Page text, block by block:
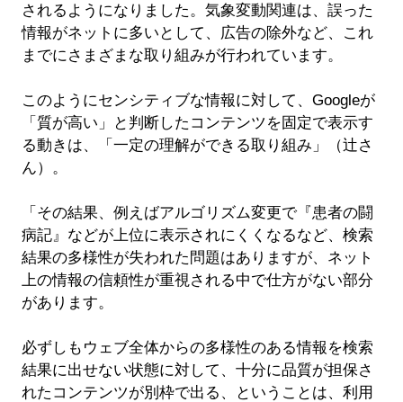
されるようになりました。気象変動関連は、誤った
情報がネットに多いとして、広告の除外など、これ
までにさまざまな取り組みが行われています。
このようにセンシティブな情報に対して、Googleが
「質が高い」と判断したコンテンツを固定で表示す
る動きは、「一定の理解ができる取り組み」（辻さ
ん）。
「その結果、例えばアルゴリズム変更で『患者の闘
病記』などが上位に表示されにくくなるなど、検索
結果の多様性が失われた問題はありますが、ネット
上の情報の信頼性が重視される中で仕方がない部分
があります。
必ずしもウェブ全体からの多様性のある情報を検索
結果に出せない状態に対して、十分に品質が担保さ
れたコンテンツが別枠で出る、ということは、利用